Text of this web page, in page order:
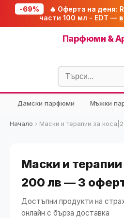
-69% 🔥 Оферта на деня:
части 100 мл - EDT —
Парфюми &
Блог
🧮
🔍 Намери
🎁
Дамски парфюми Мъжки
Начало › Маски и терапии за
Маски и терапии
200 лв — 3
Достъпни продукти на
онлайн с бърза доставка